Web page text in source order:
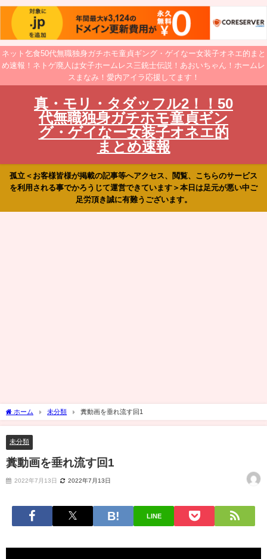
ネット乞食50代無職独身ガチホモ童貞ギング・ゲイなー女装子オネエ的まと
め速報！ネトゲ廃人は女子ホームレス三銃士伝説！あおいちゃん！ホームレ
スまなみ！愛内アイラ応援してます！
真・モリ・タダッフル2！！50
代無職独身ガチホモ童貞ギン
グ・ゲイなー女装子オネエ的
まとめ速報
孤立＜お客様皆様が掲載の記事等へアクセス、閲覧、こちらのサービス
を利用される事でかろうじて運営できています＞本日は足元が悪い中ご
足労頂き誠に有難うございます。
ホーム 未分類 糞動画を垂れ流す回1
未分類
糞動画を垂れ流す回1
2022年7月13日 2022年7月13日
LINE